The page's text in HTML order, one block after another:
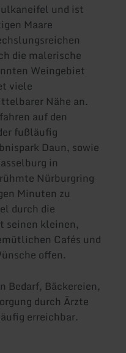
und ist
Maare
die malerische
Weingebiet
viele
Nähe an.
auf den
fußläufig
Daun, sowie
in
Nürburgring
Minuten zu
durch die
seinen kleinen,
Cafés und
offen.
Bedarf, Bäckereien,
durch Ärzte
erreichbar.